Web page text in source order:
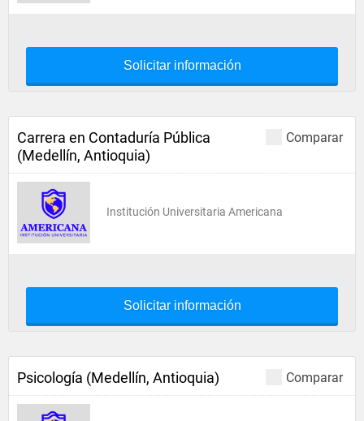
Solicitar información
Comparar
Carrera en Contaduría Pública
(Medellín, Antioquia)
Institución Universitaria Americana
Solicitar información
Comparar
Psicología (Medellín, Antioquia)